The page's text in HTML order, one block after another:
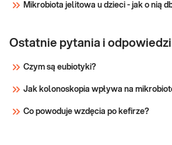
Mikrobiota jelitowa u dzieci - jak o nią
Ostatnie pytania i odpowiedzi
Czym są eubiotyki?
Jak kolonoskopia wpływa na
Co powoduje wzdęcia po kefirze?